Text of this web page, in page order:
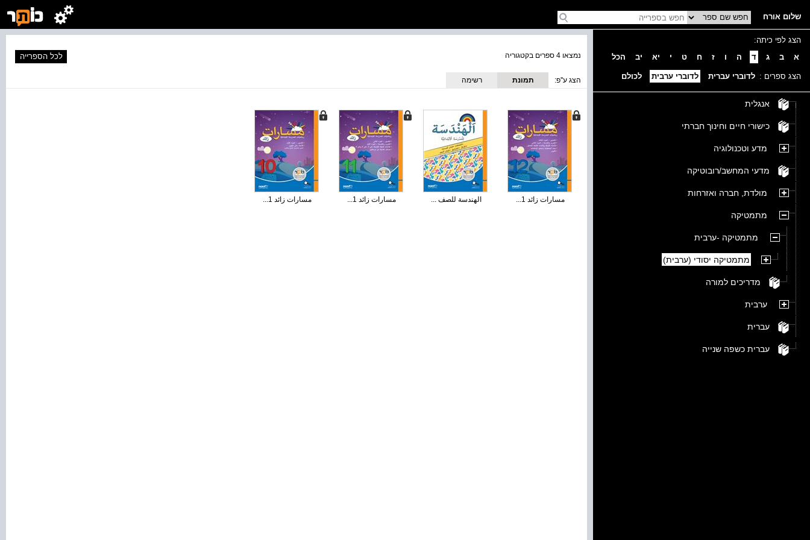
שלום אורח
הצג לפי כיתה:
א
ב ג ד ה ו ז ח ט י יא יב הכל
הצג ספרים : לדוברי עברית לדוברי ערבית לכולם
אנגלית
כישורי חיים וחינוך חברתי
מדע וטכנולוגיה
מדעי המחשב/רובוטיקה
מולדת, חברה ואזרחות
מתמטיקה
מתמטיקה -ערבית
מתמטיקה יסודי (ערבית)
מדריכים למורה
ערבית
עברית
עברית כשפה שנייה
נמצאו 4 ספרים בקטגוריה לכל הספרייה
הצג ע''פ:
תמונת
רשימה
مسارات زائد 1... الهندسة للصف ... مسارات زائد 1... مسارات زائد 1...